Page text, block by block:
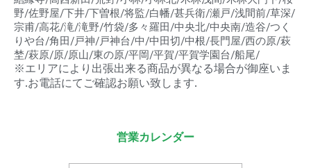
野/佐野屋/下井/下曽根/将監/白幡/甚兵衛/瀬戸/浅間前/草深/
宗甫/高花/滝/滝野/竹袋/多々羅田/中央北/中央南/造谷/つく
りや台/角田/戸神/戸神台/中/中田切/中根/長門屋/西の原/萩
埜/萩原/原/原山/東の原/平岡/平賀/平賀学園台/船尾/
※エリアにより出張出来る商品が異なる場合が御座いま
す.お電話にてご確認お願い致します.
営業カレンダー